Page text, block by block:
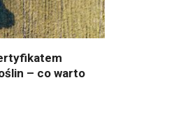
– co warto